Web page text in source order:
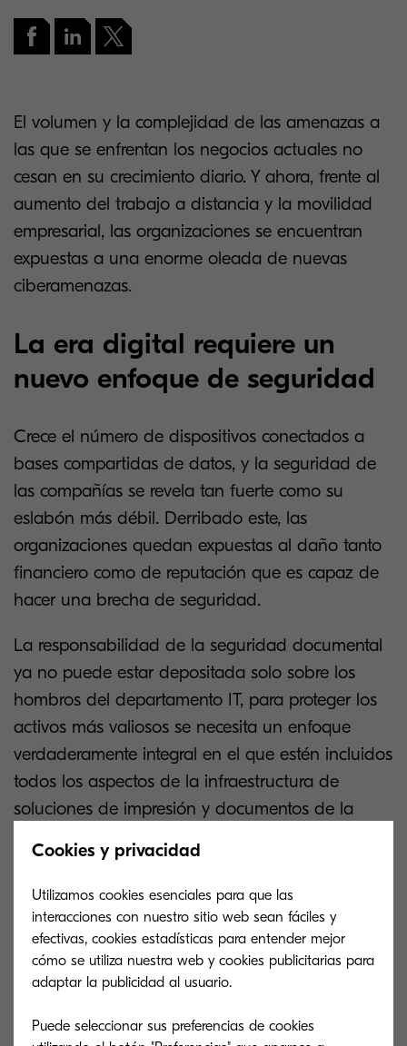
El volumen y la complejidad de las amenazas a
las que se enfrentan los negocios actuales no
cesan en su crecimiento diario. Y ahora, frente al
aumento del trabajo a distancia y la movilidad
empresarial, las organizaciones se encuentran
expuestas a una enorme oleada de nuevas
ciberamenazas.
La era digital requiere un
nuevo enfoque de seguridad
Crece el número de dispositivos conectados a
bases compartidas de datos, y la seguridad de
las compañías se revela tan fuerte como su
eslabón más débil. Derribado este, las
organizaciones quedan expuestas al daño tanto
financiero como de reputación que es capaz de
hacer una brecha de seguridad.
La responsabilidad de la seguridad documental
ya no puede estar depositada solo sobre los
hombros del departamento IT, para proteger los
activos más valiosos se necesita un enfoque
verdaderamente integral en el que estén incluidos
todos los aspectos de la infraestructura de
soluciones de impresión y documentos de la
Aprovecha nuestra
experiencia en seguridad
Obtén el conocimiento necesario para
proteger tu negocio, explorando
Cookies y privacidad
Utilizamos cookies esenciales para que las
interacciones con nuestro sitio web sean fáciles y
efectivas, cookies estadísticas para entender mejor
cómo se utiliza nuestra web y cookies publicitarias para
adaptar la publicidad al usuario.
Puede seleccionar sus preferencias de cookies